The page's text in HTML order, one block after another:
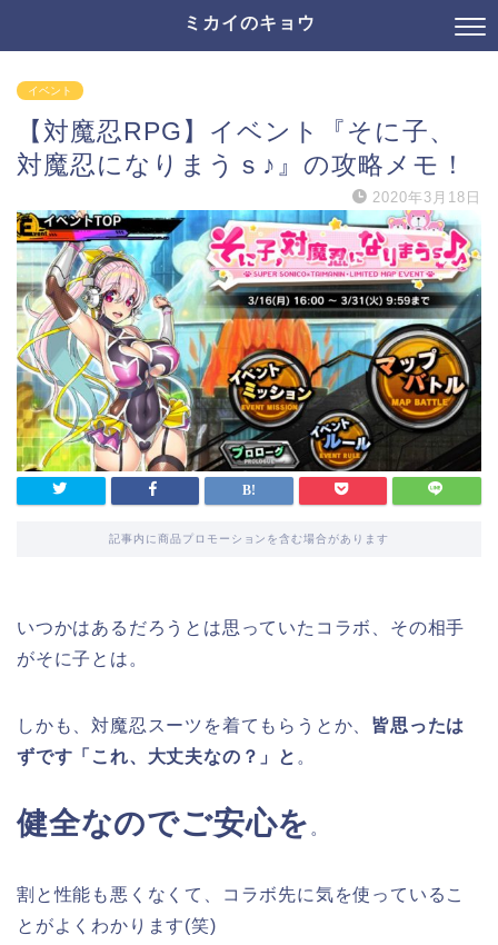
ミカイのキョウ
イベント
【対魔忍RPG】イベント『そに子、
対魔忍になりまうｓ♪』の攻略メモ！
2020年3月18日
記事内に商品プロモーションを含む場合があります
いつかはあるだろうとは思っていたコラボ、その相手
がそに子とは。
しかも、対魔忍スーツを着てもらうとか、 皆思ったは
ずです「これ、大丈夫なの？」と 。
健全なのでご安心を 。
割と性能も悪くなくて、コラボ先に気を使っているこ
とがよくわかります(笑)